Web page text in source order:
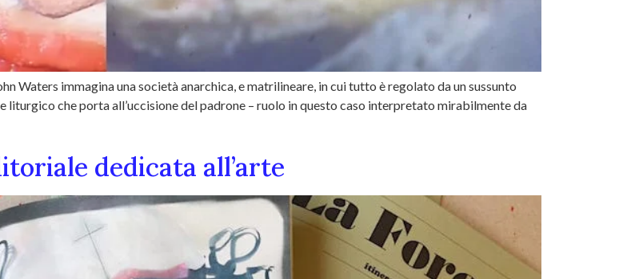
Waters immagina una società anarchica, e matrilineare, in cui tutto è regolato da un sussunto
liturgico che porta all’uccisione del padrone – ruolo in questo caso interpretato mirabilmente da
dedicata all’arte